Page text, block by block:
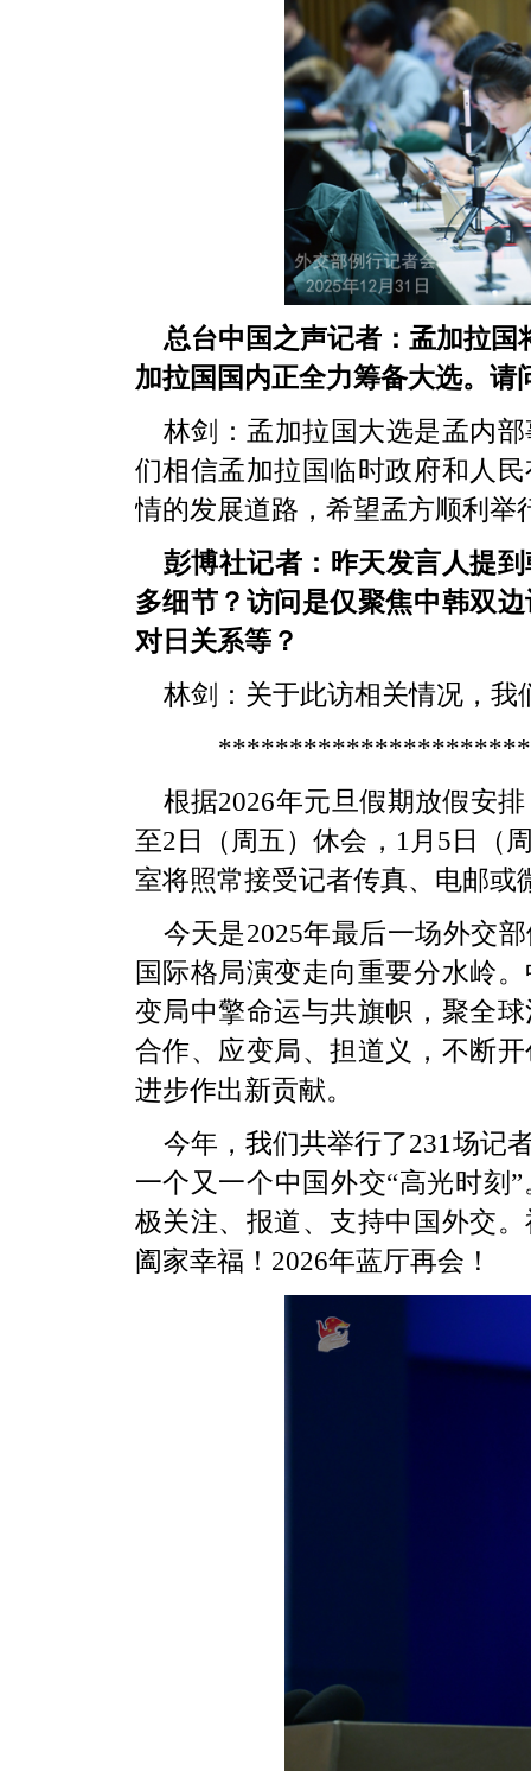
总台中国之声记者：孟加拉国
加拉国国内正全力筹备大选。请
林剑：孟加拉国大选是孟内
们相信孟加拉国临时政府和人
情的发展道路，希望孟方顺利
彭博社记者：昨天发言人提
多细节？访问是仅聚焦中韩双
对日关系等？
林剑：关于此访相关情况，
根据2026年元旦假期放假安
至2日（周五）休会，1月5日（
室将照常接受记者传真、电邮或
今天是2025年最后一场外交
国际格局演变走向重要分水岭
变局中擎命运与共旗帜，聚全
合作、应变局、担道义，不断
进步作出新贡献。
今年，我们共举行了231场记
一个又一个中国外交“高光时刻
极关注、报道、支持中国外交
阖家幸福！2026年蓝厅再会！